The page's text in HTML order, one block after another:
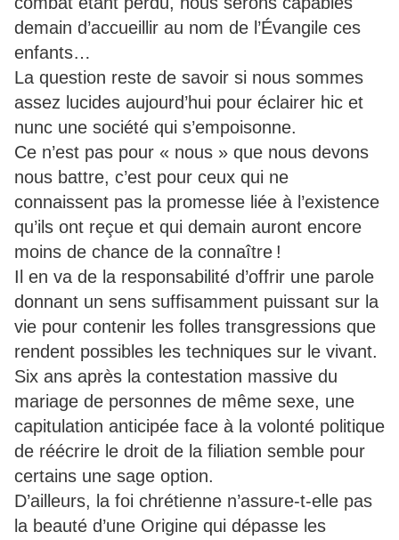
demain d’accueillir au nom de l’Évangile ces
enfants…
La question reste de savoir si nous sommes
assez lucides aujourd’hui pour éclairer hic et
nunc une société qui s’empoisonne.
Ce n’est pas pour « nous » que nous devons
nous battre, c’est pour ceux qui ne
connaissent pas la promesse liée à l’existence
qu’ils ont reçue et qui demain auront encore
moins de chance de la connaître !
Il en va de la responsabilité d’offrir une parole
donnant un sens suffisamment puissant sur la
vie pour contenir les folles transgressions que
rendent possibles les techniques sur le vivant.
Six ans après la contestation massive du
mariage de personnes de même sexe, une
capitulation anticipée face à la volonté politique
de réécrire le droit de la filiation semble pour
certains une sage option.
D’ailleurs, la foi chrétienne n’assure-t-elle pas
la beauté d’une Origine qui dépasse les